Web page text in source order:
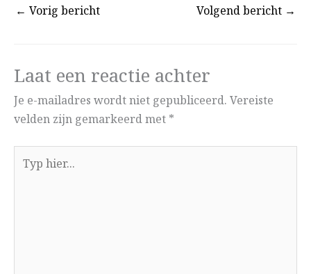
← Vorig bericht Volgend bericht →
Laat een reactie achter
Je e-mailadres wordt niet gepubliceerd. Vereiste
velden zijn gemarkeerd met *
Typ
hier...